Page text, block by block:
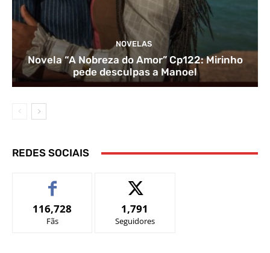
NOVELAS
Novela “A Nobreza do Amor” Cp122: Mirinho
pede desculpas a Manoel
REDES SOCIAIS
116,728
Fãs
1,791
Seguidores